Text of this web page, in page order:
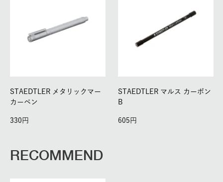
STAEDTLER メタリックマー
カーペン
330
STAEDTLER マルス カーボン
B
605
RECOMMEND